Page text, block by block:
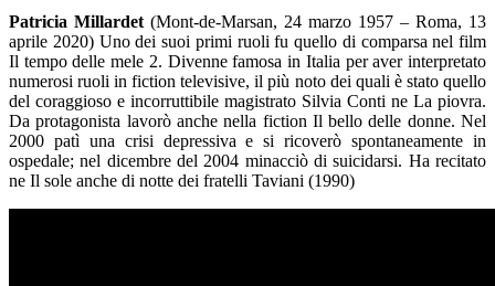
Patricia Millardet (Mont-de-Marsan, 24 marzo 1957 – Roma, 13
aprile 2020) Uno dei suoi primi ruoli fu quello di comparsa nel film
Il tempo delle mele 2. Divenne famosa in Italia per aver interpretato
numerosi ruoli in fiction televisive, il più noto dei quali è stato quello
del coraggioso e incorruttibile magistrato Silvia Conti ne La piovra.
Da protagonista lavorò anche nella fiction Il bello delle donne. Nel
2000 patì una crisi depressiva e si ricoverò spontaneamente in
ospedale; nel dicembre del 2004 minacciò di suicidarsi. Ha recitato
ne Il sole anche di notte dei fratelli Taviani (1990)